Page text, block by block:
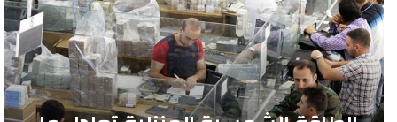
ا
ق
ا
ل
ش